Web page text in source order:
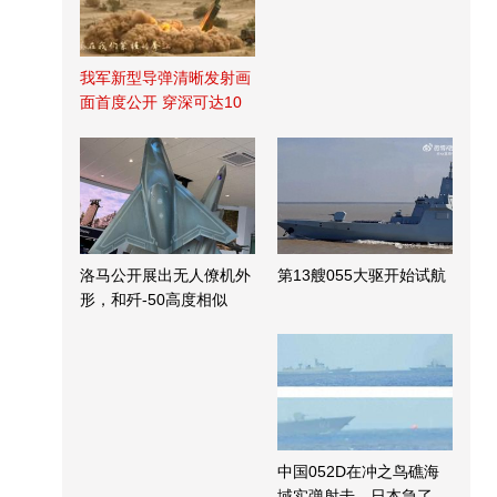
我军新型导弹清晰发射画
面首度公开 穿深可达10
洛马公开展出无人僚机外
形，和歼-50高度相似
第13艘055大驱开始试航
中国052D在冲之鸟礁海